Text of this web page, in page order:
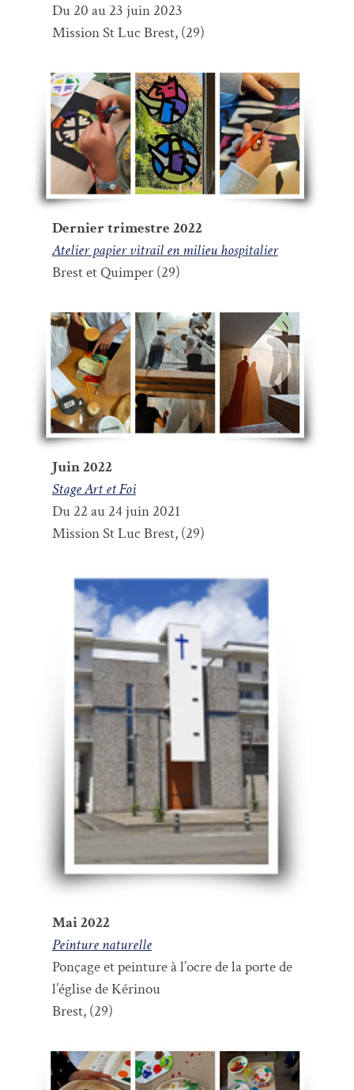
Du 20 au 23 juin 2023
Mission St Luc Brest, (29)
Dernier trimestre 2022
Atelier papier vitrail en milieu hospitalier
Brest et Quimper (29)
Juin 2022
Stage Art et Foi
Du 22 au 24 juin 2021
Mission St Luc Brest, (29)
Mai 2022
Peinture naturelle
Ponçage et peinture à l’ocre de la porte de
l’église de Kérinou
Brest, (29)